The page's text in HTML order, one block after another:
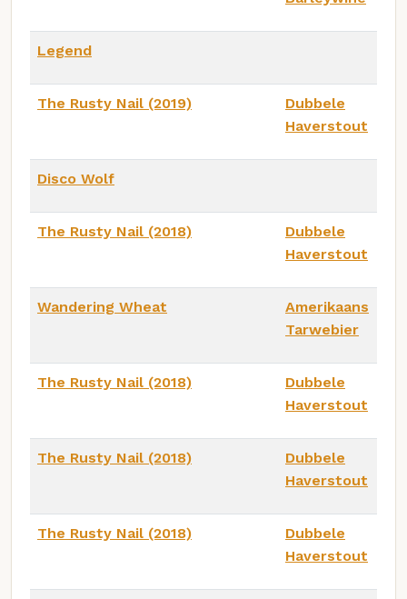
Legend
The Rusty Nail (2019)
Dubbele
Haverstout
Disco Wolf
The Rusty Nail (2018)
Dubbele
Haverstout
Wandering Wheat
Amerikaans
Tarwebier
The Rusty Nail (2018)
Dubbele
Haverstout
The Rusty Nail (2018)
Dubbele
Haverstout
The Rusty Nail (2018)
Dubbele
Haverstout